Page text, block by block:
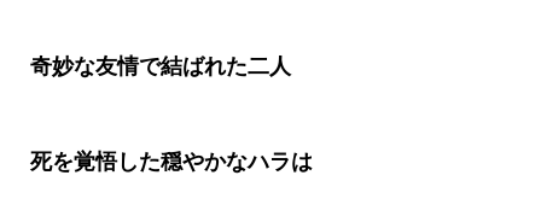
奇妙な友情で結ばれた二人
死を覚悟した穏やかなハラは